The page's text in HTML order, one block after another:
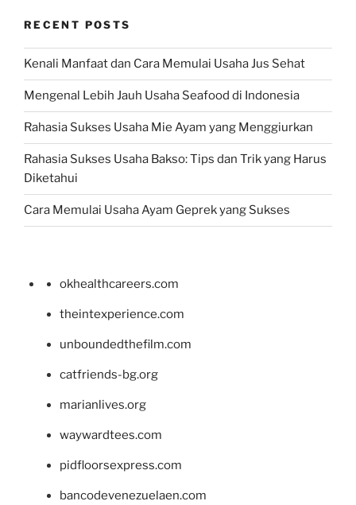
RECENT POSTS
Kenali Manfaat dan Cara Memulai Usaha Jus Sehat
Mengenal Lebih Jauh Usaha Seafood di Indonesia
Rahasia Sukses Usaha Mie Ayam yang Menggiurkan
Rahasia Sukses Usaha Bakso: Tips dan Trik yang Harus
Diketahui
Cara Memulai Usaha Ayam Geprek yang Sukses
okhealthcareers.com
theintexperience.com
unboundedthefilm.com
catfriends-bg.org
marianlives.org
waywardtees.com
pidfloorsexpress.com
bancodevenezuelaen.com